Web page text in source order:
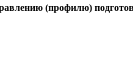
(профилю)